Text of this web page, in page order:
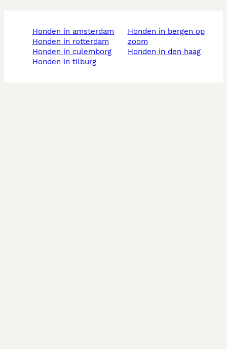
honden in amsterdam
honden in rotterdam
honden in culemborg
honden in tilburg
honden in bergen op
zoom
honden in den haag